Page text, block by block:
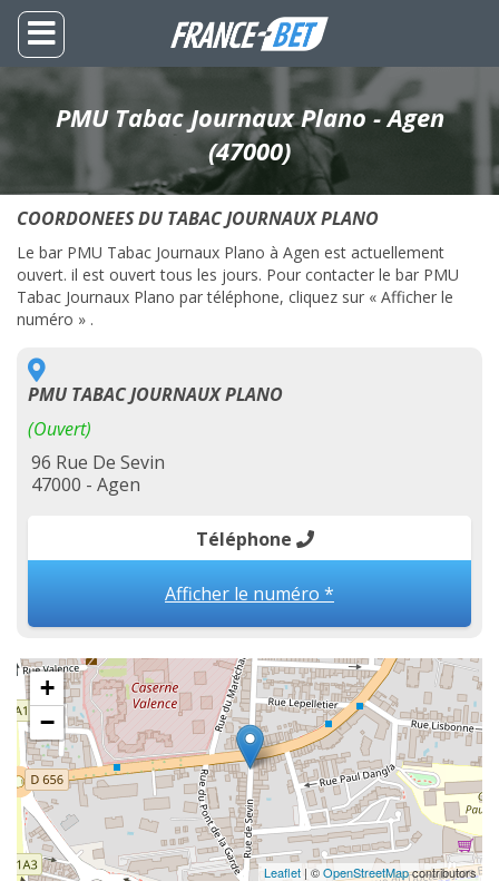
PMU Tabac Journaux Plano - Agen
(47000)
COORDONEES DU TABAC JOURNAUX PLANO
Le bar PMU Tabac Journaux Plano à Agen est actuellement
ouvert. il est ouvert tous les jours. Pour contacter le bar PMU
Tabac Journaux Plano par téléphone, cliquez sur « Afficher le
numéro » .
PMU TABAC JOURNAUX PLANO
(Ouvert)
96 Rue De Sevin
47000 - Agen
Téléphone
Afficher le numéro *
+
−
Leaflet | ©OpenStreetMapcontributors